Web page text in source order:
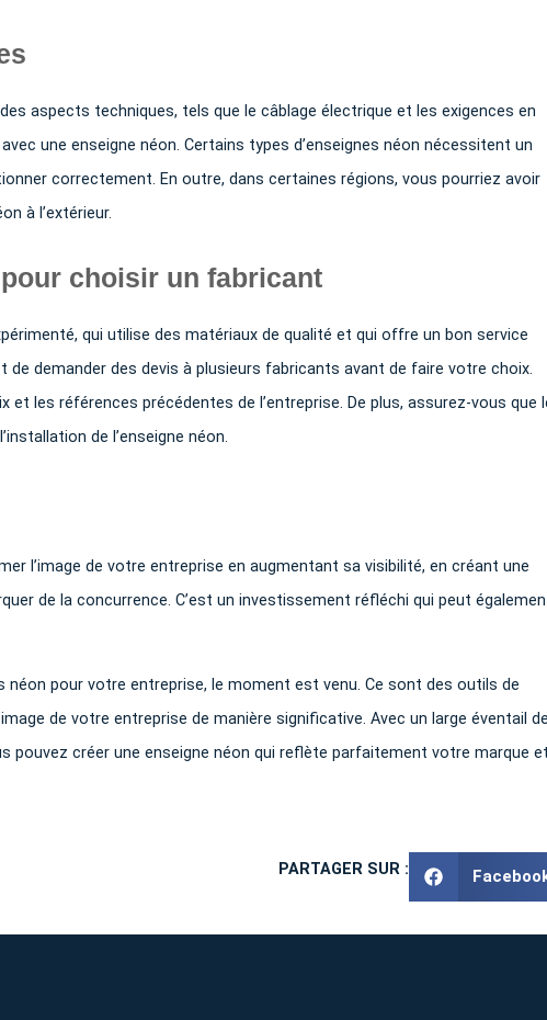
aspects techniques, tels que le câblage électrique et les exigences en
une enseigne néon. Certains types d’enseignes néon nécessitent un
correctement. En outre, dans certaines régions, vous pourriez avoir
à l’extérieur.
choisir un fabricant
qui utilise des matériaux de qualité et qui offre un bon service
demander des devis à plusieurs fabricants avant de faire votre choix.
et les références précédentes de l’entreprise. De plus, assurez-vous que
de l’enseigne néon.
l’image de votre entreprise en augmentant sa visibilité, en créant une
de la concurrence. C’est un investissement réfléchi qui peut
néon pour votre entreprise, le moment est venu. Ce sont des outils de
de votre entreprise de manière significative. Avec un large éventail de
pouvez créer une enseigne néon qui reflète parfaitement votre marque et
PARTAGER SUR :